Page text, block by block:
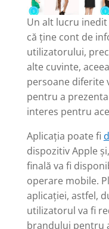
Un alt lucru
că ține cont de
utilizatorului,
alte cuvinte,
persoane diferite
pentru a
interes pentru
Aplicația poate fi
dispozitiv Apple
finală va fi
operare mobile.
aplicației, astfel,
utilizatorul va fi
brandului pentru